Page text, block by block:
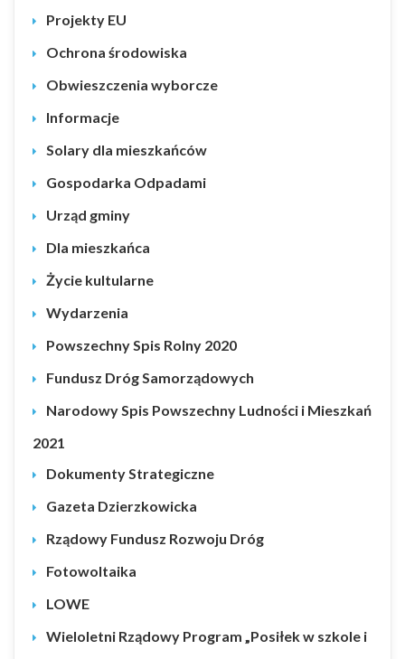
Projekty EU
Ochrona środowiska
Obwieszczenia wyborcze
Informacje
Solary dla mieszkańców
Gospodarka Odpadami
Urząd gminy
Dla mieszkańca
Życie kultularne
Wydarzenia
Powszechny Spis Rolny 2020
Fundusz Dróg Samorządowych
Narodowy Spis Powszechny Ludności i Mieszkań
2021
Dokumenty Strategiczne
Gazeta Dzierzkowicka
Rządowy Fundusz Rozwoju Dróg
Fotowoltaika
LOWE
Wieloletni Rządowy Program „Posiłek w szkole i